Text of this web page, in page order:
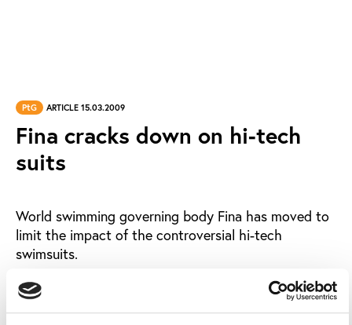
PtG ARTICLE 15.03.2009
Fina cracks down on hi-tech
suits
World swimming governing body Fina has moved to
limit the impact of the controversial hi-tech
swimsuits.
Last year saw an astonishing 108 world records
broken, 79 of them by swimmers wearing one suit,